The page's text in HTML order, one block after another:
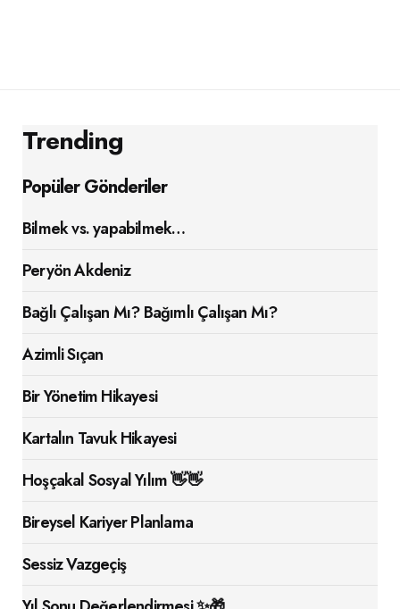
Trending
Popüler Gönderiler
Bilmek vs. yapabilmek…
Peryön Akdeniz
Bağlı Çalışan Mı? Bağımlı Çalışan Mı?
Azimli Sıçan
Bir Yönetim Hikayesi
Kartalın Tavuk Hikayesi
Hoşçakal Sosyal Yılım 👋👋
Bireysel Kariyer Planlama
Sessiz Vazgeçiş